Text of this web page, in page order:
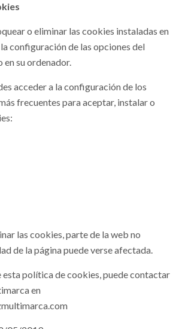
o eliminar las cookies instaladas en
configuración de las opciones del
su ordenador.
acceder a la configuración de los
frecuentes para aceptar, instalar o
las cookies, parte de la web no
de la página puede verse afectada.
esta política de cookies, puede contactar
en